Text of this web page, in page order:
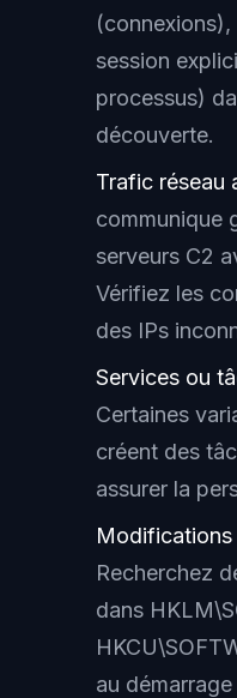
session
processus)
découverte.
Trafic réseau
communique
serveurs C2
Vérifiez les
des IPs
Services ou
Certaines
créent des
assurer la
Recherchez
dans
au